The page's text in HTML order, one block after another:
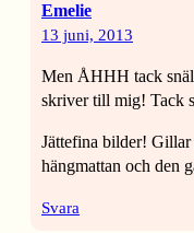
Emelie
13 juni, 2013
Men ÅHHH tack
skriver till mig! Tack
Jättefina bilder!
hängmattan och den
Svara